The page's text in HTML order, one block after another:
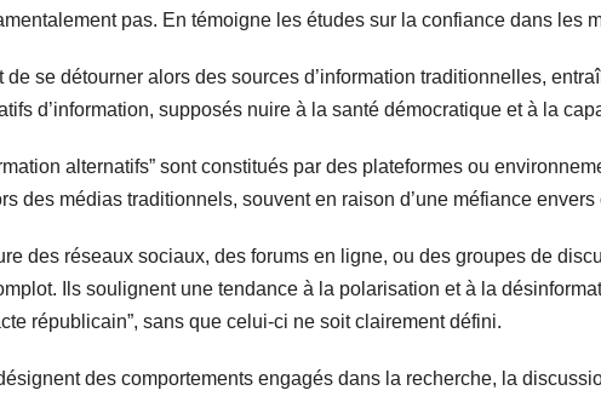
pas. En témoigne les études sur la confiance dans les
de se détourner alors des sources d’information traditionnelles,
d’information, supposés nuire à la santé démocratique et à la
alternatifs” sont constitués par des plateformes ou
des médias traditionnels, souvent en raison d’une méfiance envers
des réseaux sociaux, des forums en ligne, ou des groupes de
Ils soulignent une tendance à la polarisation et à la
républicain”, sans que celui-ci ne soit clairement défini.
des comportements engagés dans la recherche, la